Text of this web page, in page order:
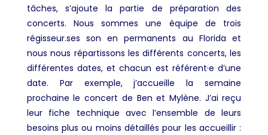
tâches, s’ajoute la partie de préparation des
concerts. Nous sommes une équipe de trois
régisseur.ses son en permanents au Florida et
nous nous répartissons les différents concerts, les
différentes dates, et chacun est référent·e d’une
date. Par exemple, j’accueille la semaine
prochaine le concert de Ben et Mylène. J’ai reçu
leur fiche technique avec l’ensemble de leurs
besoins plus ou moins détaillés pour les accueillir :